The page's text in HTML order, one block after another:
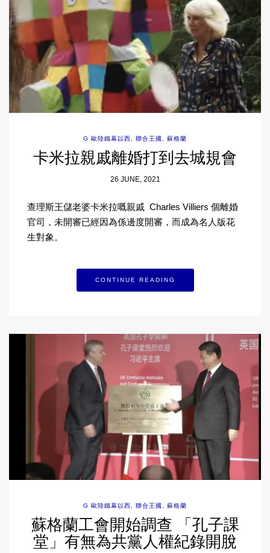
G 歐陸鐵幕以西 聯合王國 蘇格蘭
卡米拉親戚離婚打到去城規會
26 JUNE, 2021
查理斯王儲老婆卡米拉嘅親戚 Charles Villiers 個離婚
官司，未開審已經因為係邊度開審，而成為名人版花
生對象。
CONTINUE READING
G 歐陸鐵幕以西 聯合王國 蘇格蘭
蘇格蘭工會開始調查 「孔子課
堂」有無為共黨人權紀錄開脫